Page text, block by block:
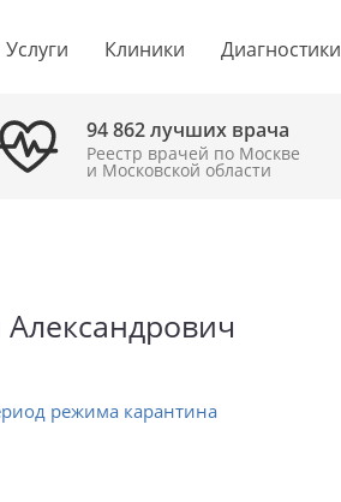
Услуги Клиники Диагностики
94 862 лучших врача
Реестр врачей по Москве
и Московской области
режима карантина